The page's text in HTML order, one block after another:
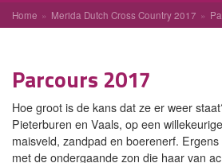
Home Merida Dutch Cross Country 2017
Parcours 2017
Hoe groot is de kans dat ze er weer
Pieterburen en Vaals, op een
maisveld, zandpad en boerenerf.
met de ondergaande zon die haar van